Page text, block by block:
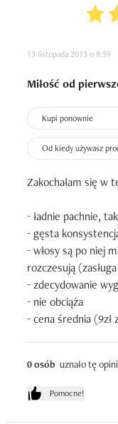
13 listopada 2013 o 8:59
Miłość od
Kupi ponownie
Od kiedy używasz
Zakochałam się w
- ładnie pachnie,
- gęsta
- włosy są po niej
rozczesują
- zdecydowanie
- nie obciąża
- cena średnia
Używam tego
Ilość zużytych
0 osób uznało tę
Pomocne!